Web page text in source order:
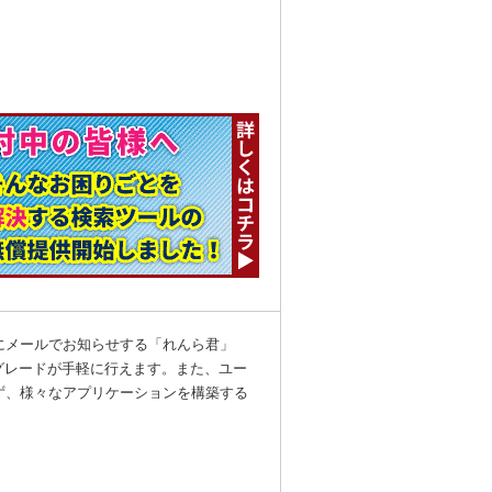
ールでお知らせする「れんら君」
ードが手軽に行えます。また、ユー
様々なアプリケーションを構築する